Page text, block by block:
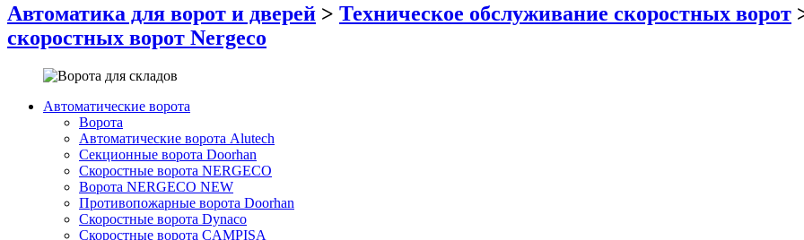
Автоматика для ворот и дверей > Техническое обслуживание скоростных ворот
скоростных ворот Nergeco
Автоматические ворота
Ворота
Автоматические ворота Alutech
Секционные ворота Doorhan
Скоростные ворота NERGECO
Ворота NERGECO NEW
Противопожарные ворота Doorhan
Скоростные ворота Dynaco
Скоростные ворота CAMPISA